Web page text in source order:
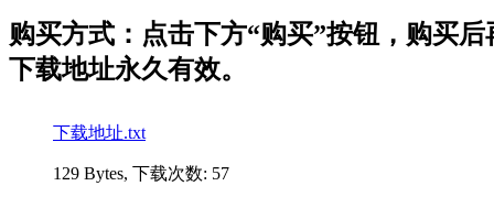
购买方式：点击下方“购买”按钮，购买
下载地址永久有效。
下载地址.txt
129 Bytes, 下载次数: 57